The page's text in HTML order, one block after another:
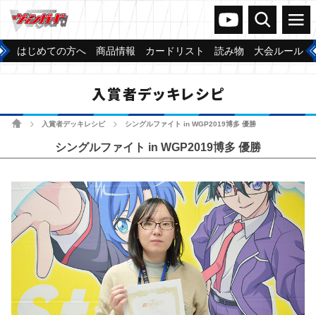
ヴァンガードch
検索 メニュー
はじめての方へ 商品情報 カードリスト 読み物 大会ルール
入賞者デッキレシピ
ホーム 入賞者デッキレシピ シングルファイト in WGP2019博多 優勝
シングルファイト in WGP2019博多 優勝